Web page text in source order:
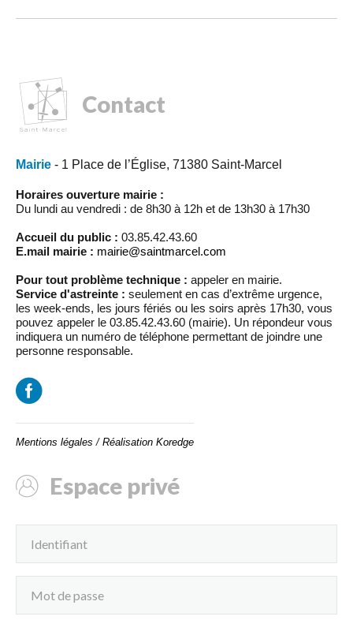
Contact
Mairie - 1 Place de l’Église, 71380 Saint-Marcel
Horaires ouverture mairie :
Du lundi au vendredi : de 8h30 à 12h et de 13h30 à 17h30
Accueil du public : 03.85.42.43.60
E.mail mairie : mairie@saintmarcel.com
Pour tout problème technique : appeler en mairie.
Service d'astreinte : seulement en cas d’extrême urgence,
les week-ends, les jours fériés ou les soirs après 17h30, vous
pouvez appeler le 03.85.42.43.60 (mairie). Un répondeur vous
indiquera un numéro de téléphone permettant de joindre une
personne responsable.
Mentions légales / Réalisation Koredge
Espace privé